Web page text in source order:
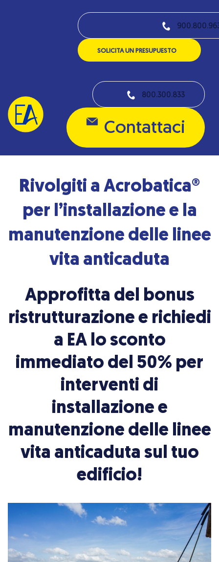
SOLICITA UN PRESUPUESTO
800.300.833
Contattaci
Rivolgiti a Acrobatica®
per l’installazione e la
manutenzione delle linee
vita anticaduta
Approfitta del bonus
ristrutturazione e richiedi
a EA lo sconto
immediato del 50% per
interventi di
installazione e
manutenzione delle linee
vita anticaduta sul tuo
edificio!